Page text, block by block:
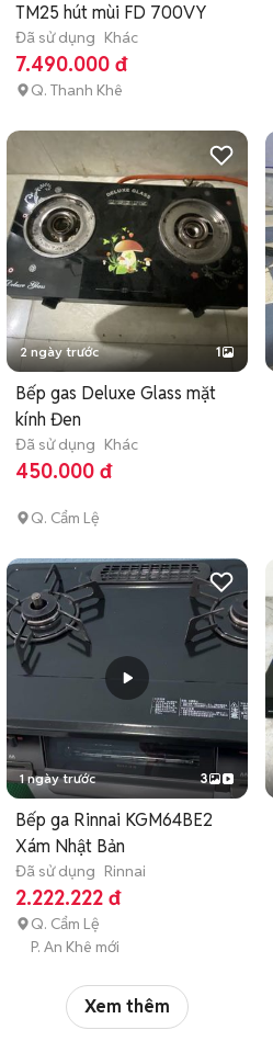
TM25 hút mùi FD 700VY
Đã sử dụng Khác
7.490.000 đ
Q. Thanh Khê
2 ngày trước 1
Bếp gas Deluxe Glass mặt
kính Đen
Đã sử dụng Khác
450.000 đ
Q. Cẩm Lệ
1 ngày trước 3
Bếp ga Rinnai KGM64BE2
Xám Nhật Bản
Đã sử dụng Rinnai
2.222.222 đ
Q. Cẩm Lệ
P. An Khê mới
Xem thêm